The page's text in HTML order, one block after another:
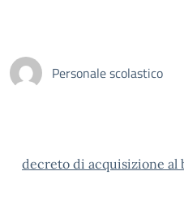
Personale scolastico
decreto di acquisizione al